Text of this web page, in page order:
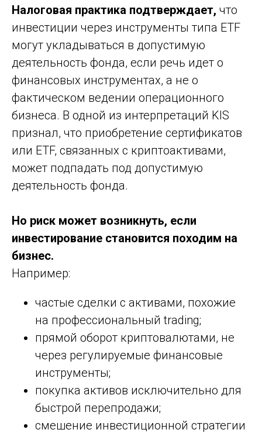
Налоговая практика подтверждает, что
инвестиции через инструменты типа ETF
могут укладываться в допустимую
деятельность фонда, если речь идет о
финансовых инструментах, а не о
фактическом ведении операционного
бизнеса. В одной из интерпретаций KIS
признал, что приобретение сертификатов
или ETF, связанных с криптоактивами,
может подпадать под допустимую
деятельность фонда.
Но риск может возникнуть, если
инвестирование становится походим на
бизнес.
Например:
частые сделки с активами, похожие
на профессиональный trading;
прямой оборот криптовалютами, не
через регулируемые финансовые
инструменты;
покупка активов исключительно для
быстрой перепродажи;
смешение инвестиционной стратегии